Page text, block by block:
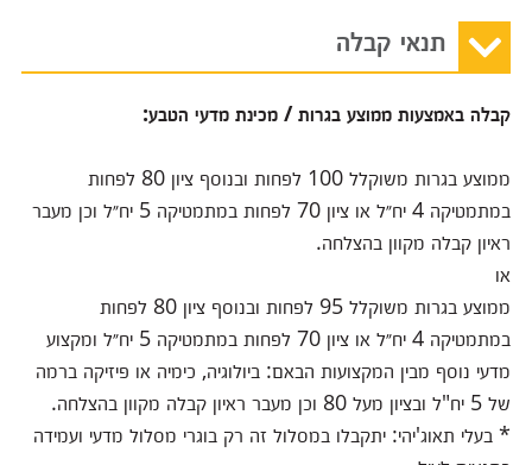
תנאי קבלה
קבלה באמצעות ממוצע בגרות / מכינת מדעי הטבע:
ממוצע בגרות משוקלל 100 לפחות ובנוסף ציון 80 לפחות
במתמטיקה 4 יח״ל או ציון 70 לפחות במתמטיקה 5 יח״ל וכן מעבר
ראיון קבלה מקוון בהצלחה.
או
ממוצע בגרות משוקלל 95 לפחות ובנוסף ציון 80 לפחות
במתמטיקה 4 יח״ל או ציון 70 לפחות במתמטיקה 5 יח״ל ומקצוע
מדעי נוסף מבין המקצועות הבאם: ביולוגיה, כימיה או פיזיקה ברמה
של 5 יח"ל ובציון מעל 80 וכן מעבר ראיון קבלה מקוון בהצלחה.
* בעלי תאוג'יהי: יתקבלו במסלול זה רק בוגרי מסלול מדעי ועמידה